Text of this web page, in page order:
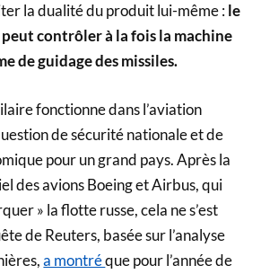
la dualité du produit lui-même :le
contrôler à la fois la machine
de guidage des missiles.
fonctionne dans l’aviation
de sécurité nationale et de
pour un grand pays. Après la
des avions Boeing et Airbus, qui
» la flotte russe, cela ne s’est
de Reuters, basée sur l’analyse
a montréque pour l’année de